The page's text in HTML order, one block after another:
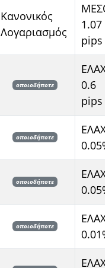
Κανονικός
Λογαριασμός
1.07
pips
οποιοδήποτε
ΕΛΑΧ
0.6
pips
οποιοδήποτε
ΕΛΑΧ
0.05%
οποιοδήποτε
ΕΛΑΧ
0.05%
οποιοδήποτε
ΕΛΑΧ
0.01%
ΕΛΑΧ